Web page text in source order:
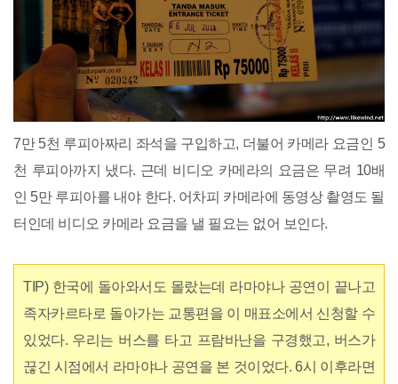
7만 5천 루피아짜리 좌석을 구입하고, 더불어 카메라 요금인 5
천 루피아까지 냈다. 근데 비디오 카메라의 요금은 무려 10배
인 5만 루피아를 내야 한다. 어차피 카메라에 동영상 촬영도 될
터인데 비디오 카메라 요금을 낼 필요는 없어 보인다.
TIP) 한국에 돌아와서도 몰랐는데 라마야나 공연이 끝나고
족자카르타로 돌아가는 교통편을 이 매표소에서 신청할 수
있었다. 우리는 버스를 타고 프람바난을 구경했고, 버스가
끊긴 시점에서 라마야나 공연을 본 것이었다. 6시 이후라면